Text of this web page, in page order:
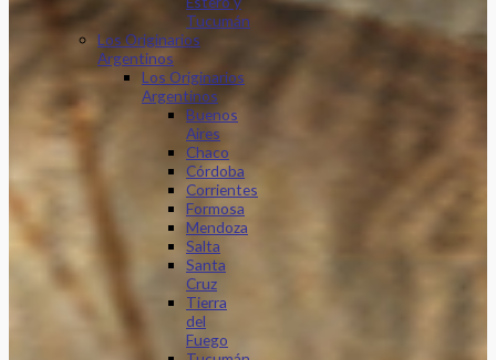
Tucumán
Los Originarios
Argentinos
Los Originarios
Argentinos
Buenos
Aires
Chaco
Córdoba
Corrientes
Formosa
Mendoza
Salta
Santa
Cruz
Tierra
del
Fuego